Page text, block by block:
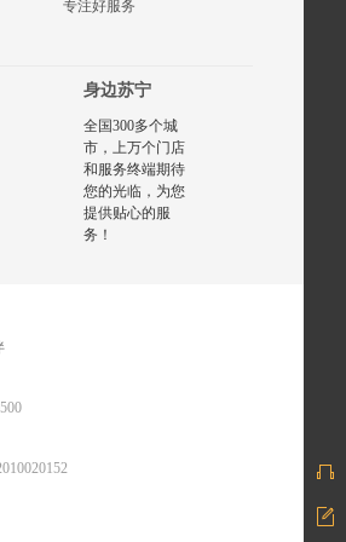
专注好服务
身边苏宁
全国300多个城
市，上万个门店
和服务终端期待
您的光临，为您
提供贴心的服
务！